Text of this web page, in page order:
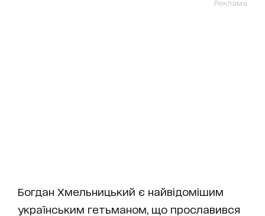
Реклама
Богдан Хмельницький є найвідомішим
українським гетьманом, що прославився